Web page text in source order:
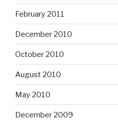
February 2011
December 2010
October 2010
August 2010
May 2010
December 2009